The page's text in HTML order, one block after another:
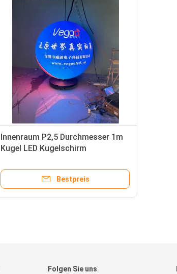
Innenraum P2,5 Durchmesser 1m
Kugel LED Kugelschirm
Kunst-Show
Bestpreis
Folgen Sie uns